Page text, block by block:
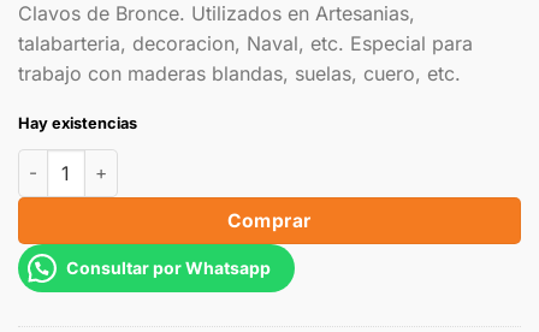
Clavos de Bronce. Utilizados en Artesanias,
talabarteria, decoracion, Naval, etc. Especial para
trabajo con maderas blandas, suelas, cuero, etc.
Hay existencias
Comprar
Consultar por Whatsapp